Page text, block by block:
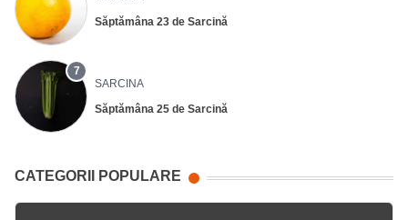
Săptămâna 23 de Sarcină
7
SARCINA
Săptămâna 25 de Sarcină
CATEGORII POPULARE